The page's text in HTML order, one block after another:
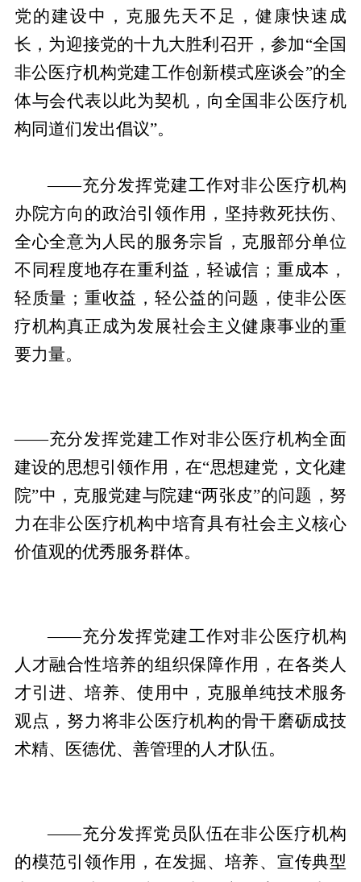
党的建设中，克服先天不足，健康快速成
长，为迎接党的十九大胜利召开，参加“全国
非公医疗机构党建工作创新模式座谈会”的全
体与会代表以此为契机，向全国非公医疗机
构同道们发出倡议”。
——充分发挥党建工作对非公医疗机构
办院方向的政治引领作用，坚持救死扶伤、
全心全意为人民的服务宗旨，克服部分单位
不同程度地存在重利益，轻诚信；重成本，
轻质量；重收益，轻公益的问题，使非公医
疗机构真正成为发展社会主义健康事业的重
要力量。
——充分发挥党建工作对非公医疗机构全面
建设的思想引领作用，在“思想建党，文化建
院”中，克服党建与院建“两张皮”的问题，努
力在非公医疗机构中培育具有社会主义核心
价值观的优秀服务群体。
——充分发挥党建工作对非公医疗机构
人才融合性培养的组织保障作用，在各类人
才引进、培养、使用中，克服单纯技术服务
观点，努力将非公医疗机构的骨干磨砺成技
术精、医德优、善管理的人才队伍。
——充分发挥党员队伍在非公医疗机构
的模范引领作用，在发掘、培养、宣传典型